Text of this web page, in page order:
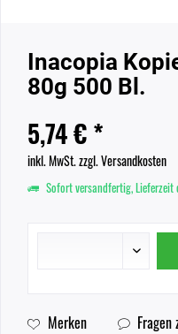
Inacopia
80g 500 Bl.
5,74 € *
inkl. MwSt.zzgl. Versandkosten
Sofort versandfertig, Lieferzeit
Merken